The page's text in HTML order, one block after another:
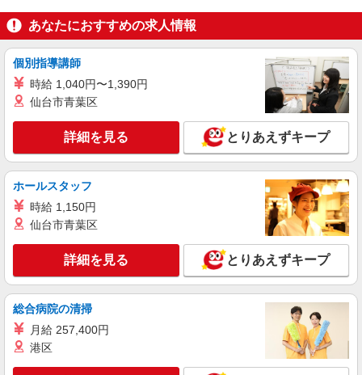
【月収例】8.1万円（16日勤務 ※残業なしの場
合）福岡県福岡市東区松田
詳細を見る
派遣社員
パーソルファクトリーパートナーズ株式会社
ゴミ収集や積込作業（夜勤）
基本時給1250円・深夜時給1563円 ※交通費全
額支給（規定あり） 【月収例】23.9万円（21日勤
務＋深夜手当115.5h ※残業なしの場合）
キープ 詳細を見る
パーソルファクトリーパートナーズ株式会社
冷蔵倉庫の入出荷・運搬／要資格（日勤）
時給1500円 ※交通費全額支給（規定あり）
【月収例】27.0万円（21日勤務＋残業10h）
あなたにおすすめの求人情報
個別指導講師
時給 1,040円〜1,390円
仙台市青葉区
詳細を見る とりあえずキープ
ホールスタッフ
時給 1,150円
仙台市青葉区
詳細を見る とりあえずキープ
総合病院の清掃
月給 257,400円
港区